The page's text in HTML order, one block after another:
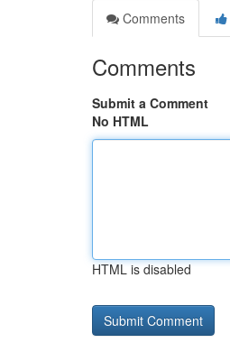
Comments
Comments
Submit a Comment
No HTML
HTML is disabled